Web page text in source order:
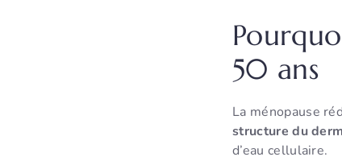
50 ans
La ménopause
structure du
d’eau cellulaire.